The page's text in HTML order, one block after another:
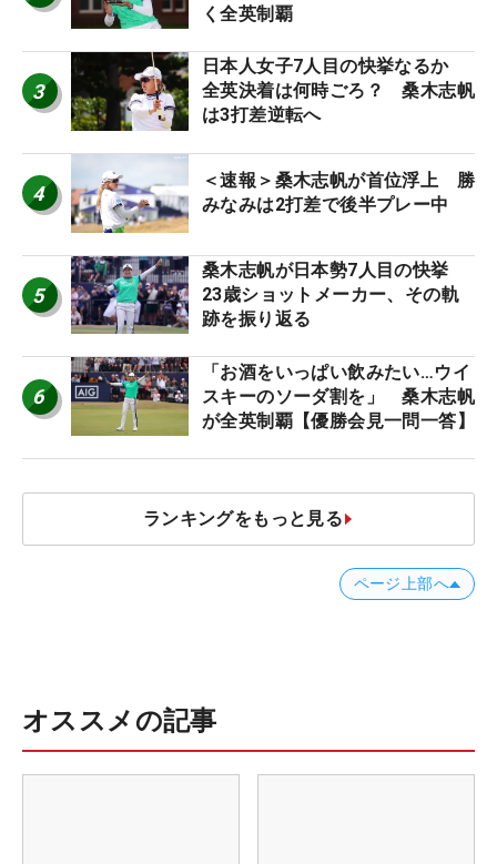
く全英制覇
3
日本人女子7人目の快挙なるか
全英決着は何時ごろ？ 桑木志帆
は3打差逆転へ
4
＜速報＞桑木志帆が首位浮上 勝
みなみは2打差で後半プレー中
5
桑木志帆が日本勢7人目の快挙
23歳ショットメーカー、その軌
跡を振り返る
6
「お酒をいっぱい飲みたい…ウイ
スキーのソーダ割を」 桑木志帆
が全英制覇【優勝会見一問一答】
ランキングをもっと見る
ページ上部へ
オススメの記事